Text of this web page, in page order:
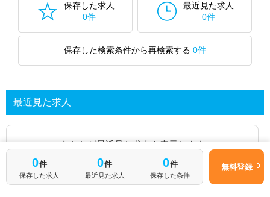
保存した求人
0件
最近見た求人
0件
保存した検索条件から再検索する 0件
最近見た求人
あなたが最近見た求人を表示します
求人を探してみる
0件
保存した求人
0件
最近見た求人
0件
保存した条件
無料登録